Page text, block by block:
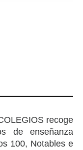
recoge
de enseñanza
100, Notables e